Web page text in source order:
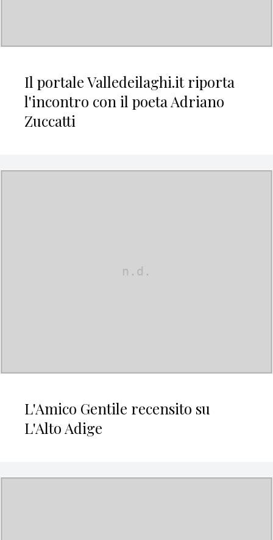
Il portale Valledeilaghi.it riporta
l'incontro con il poeta Adriano
Zuccatti
L'Amico Gentile recensito su
L'Alto Adige